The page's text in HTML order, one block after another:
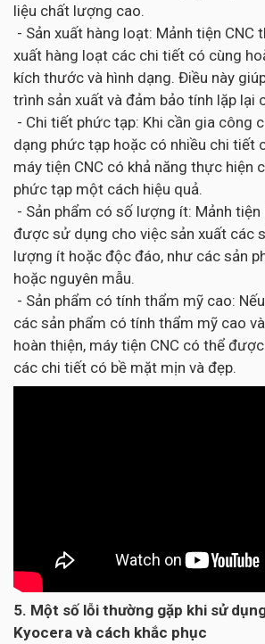
liệu chất lượng cao.
- Sản xuất hàng loạt: Mảnh tiện CNC
xuất hàng loạt các chi tiết có cùng
kích thước và hình dạng. Điều này
trình sản xuất và đảm bảo tính lặp lại
- Chi tiết phức tạp: Khi cần gia công
dạng phức tạp hoặc có nhiều chi tiết
máy tiện CNC có khả năng thực hiện
phức tạp một cách hiệu quả.
- Sản phẩm có số lượng ít: Mảnh tiện
được sử dụng cho việc sản xuất các
lượng ít hoặc độc đáo, như các sản
hoặc nguyên mẫu.
- Sản phẩm có tính thẩm mỹ cao:
các sản phẩm có tính thẩm mỹ cao
hoàn thiện, máy tiện CNC có thể
các chi tiết có bề mặt mịn và đẹp.
5. Một số lỗi thường gặp khi sử
Kyocera và cách khắc phục